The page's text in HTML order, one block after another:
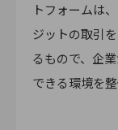
トフォームは
ジットの取引
るもので、企
できる環境を